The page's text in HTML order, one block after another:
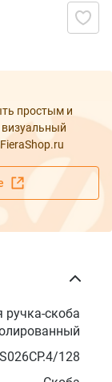
простым и
ручка-скоба
128